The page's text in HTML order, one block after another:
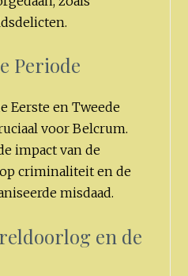
Periode
Eerste en Tweede
voor Belcrum.
impact van de
criminaliteit en de
misdaad.
en de